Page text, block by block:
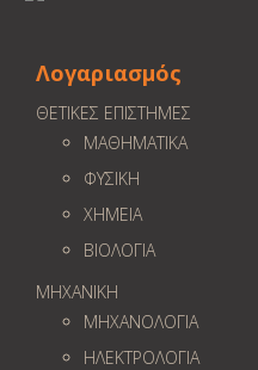
Λογαριασμός
ΘΕΤΙΚΕΣ ΕΠΙΣΤΗΜΕΣ
ΜΑΘΗΜΑΤΙΚΑ
ΦΥΣΙΚΗ
ΧΗΜΕΙΑ
ΒΙΟΛΟΓΙΑ
ΜΗΧΑΝΙΚΗ
ΜΗΧΑΝΟΛΟΓΙΑ
ΗΛΕΚΤΡΟΛΟΓΙΑ